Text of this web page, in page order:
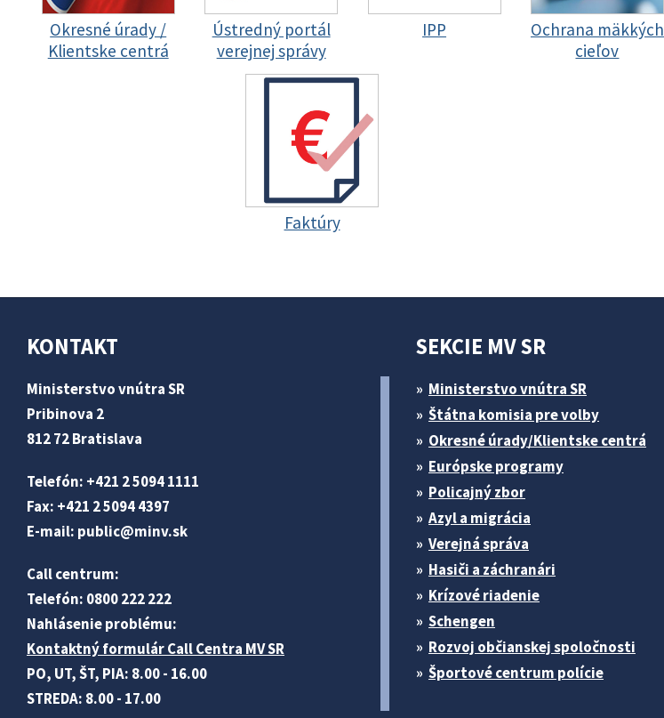
Okresné úrady /
Klientske centrá
Ústredný portál
verejnej správy
IPP
Ochrana mäkkých
cieľov
Faktúry
KONTAKT
Ministerstvo vnútra SR
Pribinova 2
812 72 Bratislava
Telefón: +421 2 5094 1111
Fax: +421 2 5094 4397
E-mail: public@minv.sk
Call centrum:
Telefón: 0800 222 222
Nahlásenie problému:
Kontaktný formulár Call Centra MV SR
PO, UT, ŠT, PIA: 8.00 - 16.00
STREDA: 8.00 - 17.00
SEKCIE MV SR
Ministerstvo vnútra SR
Štátna komisia pre volby
Okresné úrady/Klientske centrá
Európske programy
Policajný zbor
Azyl a migrácia
Verejná správa
Hasiči a záchranári
Krízové riadenie
Schengen
Rozvoj občianskej spoločnosti
Športové centrum polície